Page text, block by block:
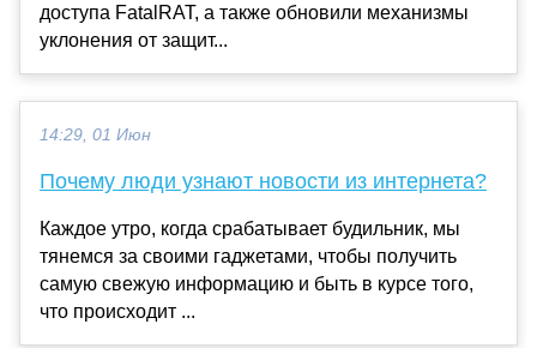
доступа FatalRAT, а также обновили механизмы
уклонения от защит...
14:29, 01 Июн
Почему люди узнают новости из интернета?
Каждое утро, когда срабатывает будильник, мы
тянемся за своими гаджетами, чтобы получить
самую свежую информацию и быть в курсе того,
что происходит ...